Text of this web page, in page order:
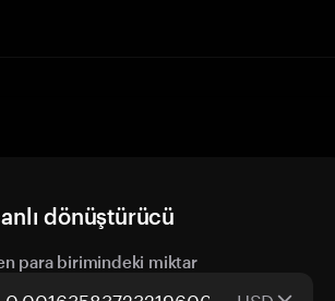
dönüştürücü
para birimindeki miktar